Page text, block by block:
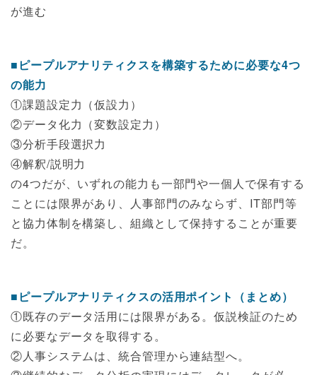
が進む
■ピープルアナリティクスを構築するために必要な4つ
の能力
①課題設定力（仮設力）
②データ化力（変数設定力）
③分析手段選択力
④解釈/説明力
の4つだが、いずれの能力も一部門や一個人で保有する
ことには限界があり、人事部門のみならず、IT部門等
と協力体制を構築し、組織として保持することが重要
だ。
■ピープルアナリティクスの活用ポイント（まとめ）
①既存のデータ活用には限界がある。仮説検証のため
に必要なデータを取得する。
②人事システムは、統合管理から連結型へ。